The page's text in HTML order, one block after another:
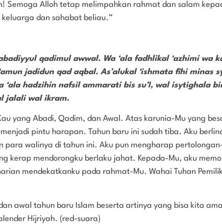
Semoga Alloh tetap melimpahkan rahmat dan salam
keluarga dan sahabat beliau.”
qadimul awwal. Wa ‘ala fadhlikal ‘azhimi wa
jadidun qad aqbal. As’alukal ‘ishmata fîhi minas
‘ala hadzihin nafsil ammarati bis su’I, wal isytighala
jalali wal ikram.
yang Abadi, Qadim, dan Awal. Atas karunia-Mu yang
pintu harapan. Tahun baru ini sudah tiba. Aku
para walinya di tahun ini. Aku pun mengharap
kerap mendorongku berlaku jahat. Kepada-Mu, aku
mendekatkanku pada rahmat-Mu. Wahai Tuhan
awal tahun baru Islam beserta artinya yang bisa kita
Hijriyah. (red-suara)